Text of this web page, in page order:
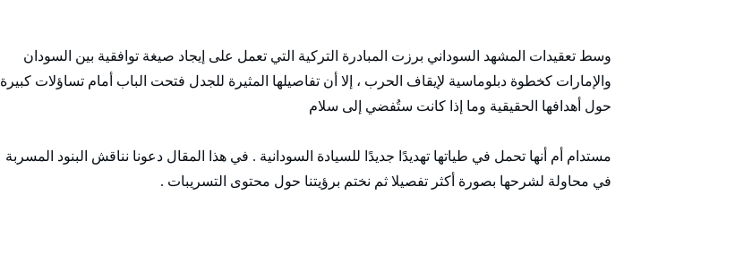
وسط تعقيدات المشهد السوداني برزت المبادرة التركية التي تعمل على إيجاد صيغة توافقية بين السودان
والإمارات كخطوة دبلوماسية لإيقاف الحرب ، إلا أن تفاصيلها المثيرة للجدل فتحت الباب أمام تساؤلات كبيرة
حول أهدافها الحقيقية وما إذا كانت ستُفضي إلى سلام
مستدام أم أنها تحمل في طياتها تهديدًا جديدًا للسيادة السودانية . في هذا المقال دعونا نناقش البنود المسربة
في محاولة لشرحها بصورة أكثر تفصيلا ثم نختم برؤيتنا حول محتوى التسريبات .